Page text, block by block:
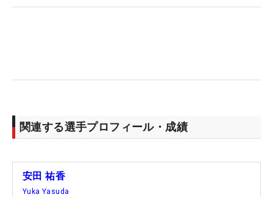
関連する選手プロフィール・成績
安田 祐香
Yuka Yasuda